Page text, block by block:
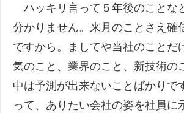
ハッキリ言って５年後のことな
分かりません。来月のことさえ確
ですから。ましてや当社のことだ
気のこと、業界のこと、新技術の
中は予測が出来ないことばかりで
って、ありたい会社の姿を社員に